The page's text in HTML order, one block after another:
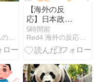
海外フォーラムの反応まとめ
【海外の反
応】日本政府
が、アメリカ
政府によるネ
ットミームと
やポケモン使
用に対して警
5時間前
Red4 海外の反応まとめ